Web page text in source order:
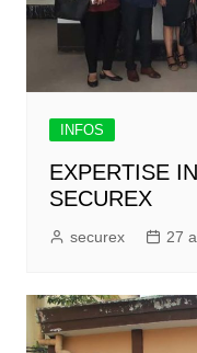
INFOS
EXPERTISE
SECUREX
securex 27